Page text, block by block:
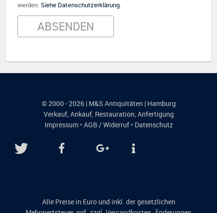
werden.Siehe Datenschutzerklärung.
© 2000 - 2026 | M&S Antiquitäten | Hamburg
Verkauf,Ankauf, Restauration,Anfertigung
Impressum• AGB / Widerruf• Datenschutz
Alle Preise in Euro und inkl. der gesetzlichen